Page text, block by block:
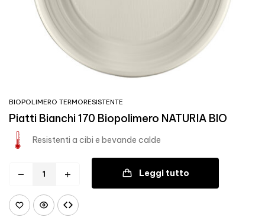
BIOPOLIMERO TERMORESISTENTE
Piatti Bianchi 170 Biopolimero NATURIA BIO
Resistenti a cibi e bevande calde
Leggi tutto